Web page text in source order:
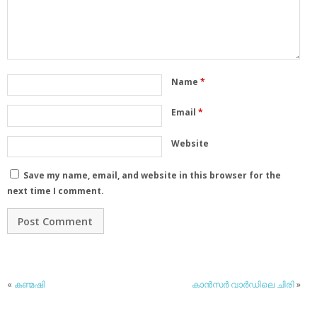
Name *
Email *
Website
Save my name, email, and website in this browser for the
next time I comment.
« കണ്മഷി കാന്‍സര്‍ വാര്‍ഡിലെ ചിരി»